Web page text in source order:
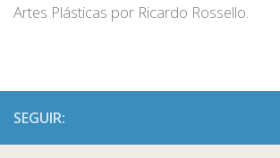
Artes Plásticas por Ricardo Rossello.
SEGUIR: